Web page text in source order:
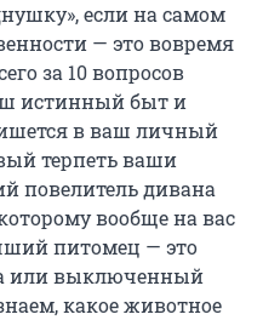
если на самом
— это вовремя
за 10 вопросов
истинный быт и
в ваш личный
терпеть ваши
повелитель дивана
вообще на вас
питомец — это
или выключенный
какое животное